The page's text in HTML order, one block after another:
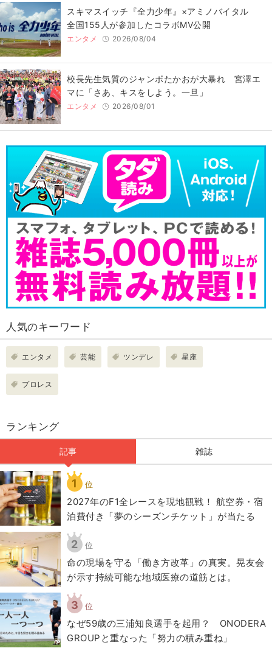
スキマスイッチ『全力少年』×アミノバイタル
全国155人が参加したコラボMV公開
エンタメ 2026/08/04
校長先生気質のジャンボたかおが大暴れ 宮澤エ
マに「さあ、キスをしよう。一旦」
エンタメ 2026/08/01
人気のキーワード
エンタメ 芸能 ツンデレ 星座
プロレス
ランキング
記事 雑誌
1 位
2027年のF1全レースを現地観戦！ 航空券・宿
泊費付き「夢のシーズンチケット」が当たる
2 位
​命の現場を守る「働き方改革」の真実。晃友会
が示す持続可能な地域医療の道筋とは。
3 位
なぜ59歳の三浦知良選手を起用？ ONODERA
GROUPと重なった「努力の積み重ね」